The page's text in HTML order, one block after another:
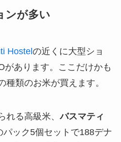
ンが多い
Hostel の近くに大型ショ
があります。ここだけかも
種類のお米が買えます。
れる高級米、バスマティ
パック5個セットで188デナ